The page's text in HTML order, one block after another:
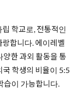
학교로, 전통적인
랑합니다. 에이레벨
한 과외 활동을 통
국 학생의 비율이 5:5
습이 가능합니다.